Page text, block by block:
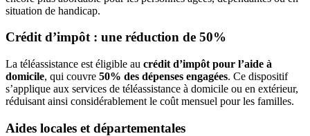
situation de handicap.
Crédit d’impôt : une réduction de 50%
La téléassistance est éligible au crédit d’impôt pour l’aide à
domicile, qui couvre 50% des dépenses engagées. Ce dispositif
s’applique aux services de téléassistance à domicile ou en extérieur,
réduisant ainsi considérablement le coût mensuel pour les familles.
Aides locales et départementales